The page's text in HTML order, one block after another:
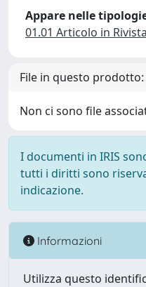
Appare nelle
01.01 Articolo in Rivista
File in questo prodotto:
Non ci sono file
I documenti in IRIS
tutti i diritti sono
indicazione.
Informazioni
Utilizza questo